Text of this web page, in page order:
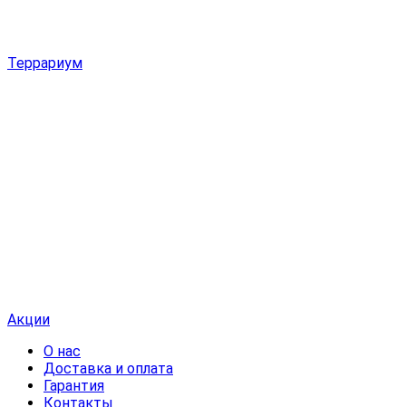
Террариум
Акции
О нас
Доставка и оплата
Гарантия
Контакты